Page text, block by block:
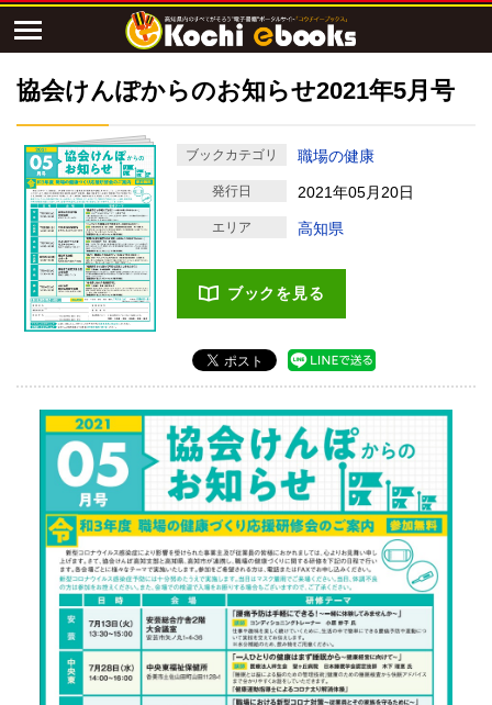
協会けんぽからのお知らせ2021年5月号
ブックカテゴリ 職場の健康
発行日 2021年05月20日
エリア 高知県
ブックを見る